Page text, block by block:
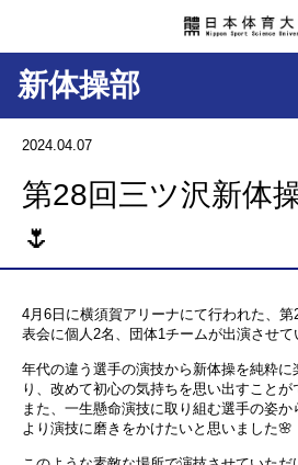
新体操部
2024.04.07
第28回三ツ沢新体
🌷
4月6日に横須賀アリーナにて行われた、
表会に個人2名、団体1チームが出演させ
年代の違う選手の演技から新体操を純粋
り、改めて初心の気持ちを思い出すことが
また、一生懸命演技に取り組む選手の姿か
より演技に磨きをかけたいと思いました🌸